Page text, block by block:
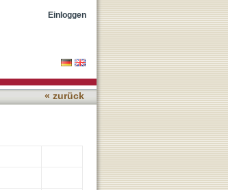
Einloggen
« zurück